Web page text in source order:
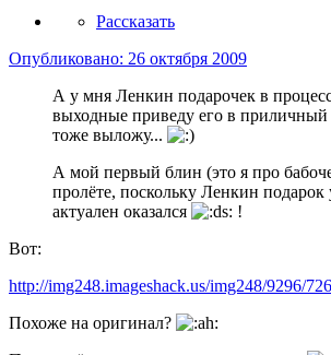
Рассказать
Опубликовано: 26 октября 2009
А у мня Ленкин подарочек в
выходные приведу его в
тоже выложу...
А мой первый блин (это я про
пролёте, поскольку Ленкин
актуален оказался
!
Вот:
http://img248.imageshack.us/img248/9296/
Похоже на оригинал?